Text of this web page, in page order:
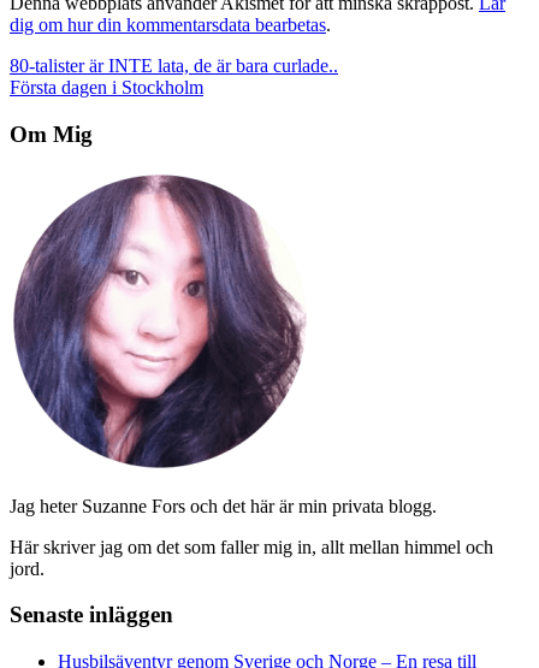
dig om hur din kommentarsdata bearbetas.
Inläggsnavigering
80-talister är INTE lata, de är bara curlade..
Första dagen i Stockholm
Om Mig
Jag heter Suzanne Fors och det här är min privata blogg.
Här skriver jag om det som faller mig in, allt mellan himmel och
jord.
Senaste inläggen
Husbilsäventyr genom Sverige och Norge – En resa till